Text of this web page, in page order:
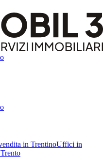
in TrentinoUffici in